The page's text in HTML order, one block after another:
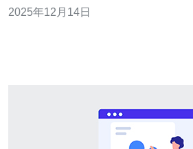
供商，为您提供高效的网络解决方案。 1. 什么是CDN以及
2025年12月14日